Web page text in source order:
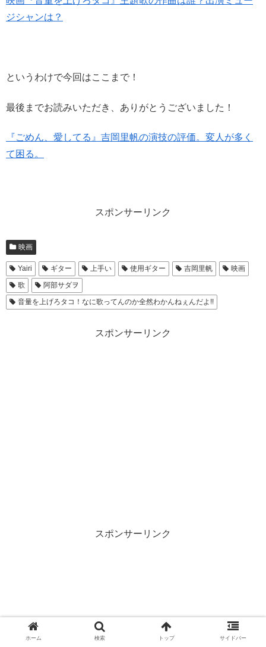
ジシャンは？
というわけで今回はここまで！
最後までお読みいただき、ありがとうございました！
『ごめん、愛してる』吉岡里帆の演技の評価。変人が多く
て困る。
スポンサーリンク
映画
Yairi ギター 上手い 使用ギター 吉岡里帆
映画
歌
阿部サダヲ
音量を上げろタコ！なに歌ってんのか全然わかんねぇんだよ!!
スポンサーリンク
スポンサーリンク
ホーム 検索 トップ サイドバー